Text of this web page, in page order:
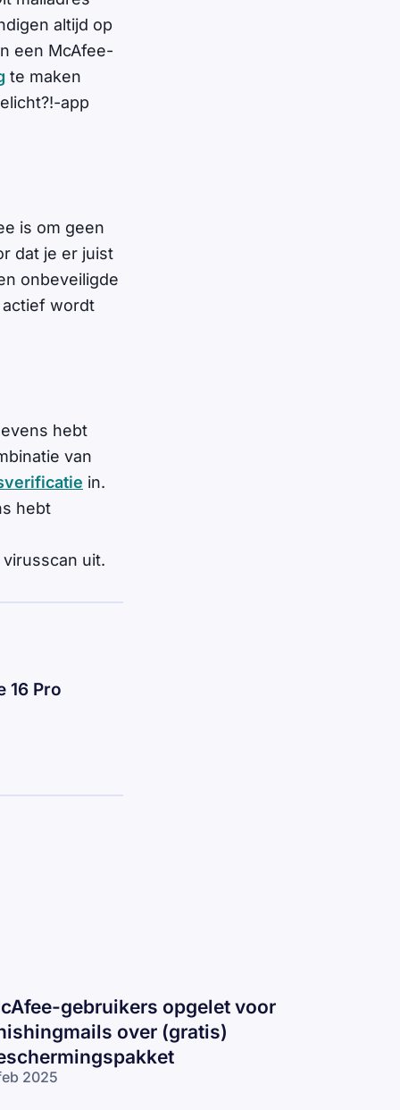
altijd op
een McAfee-
te maken
app
is om geen
dat je er juist
onbeveiligde
actief wordt
hebt
van
in.
hebt
uit.
16 Pro
gebruikers opgelet voor
over (gratis)
2025